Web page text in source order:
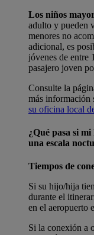
Los niños
adulto y pueden
menores no
adicional, es
jóvenes de entre
pasajero joven
Consulte la
más información
su oficina local
¿Qué pasa si
una escala
Tiempos de
Si su hijo/hija
durante el
en el aeropuerto
Si la conexión a